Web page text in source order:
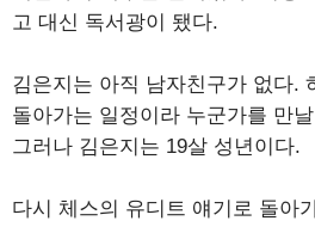
고 대신 독서광이 됐다.
김은지는 아직 남자친구가 없다.
돌아가는 일정이라 누군가를 만
그러나 김은지는 19살 성년이다.
다시 체스의 유디트 얘기로 돌아